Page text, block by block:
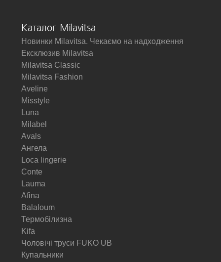
Каталог Milavitsa
Новинки Milavitsa. Чекаємо на надходження
Ексклюзив Milavitsa
Milavitsa Classic
Milavitsa Fashion
Aveline
Misstyle
Luna
Milabel
Avals
Ангела
Loca lingerie
Conte
Lauma
Afina
Balaloum
Термобілизна
Kifa
Чоловічі труси FUKO UB
Купальники